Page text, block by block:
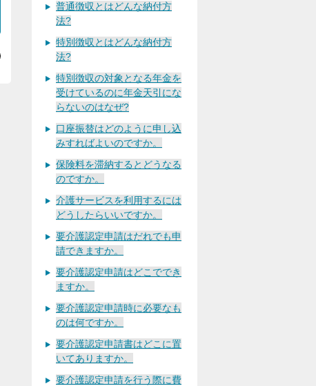
普通徴収とはどんな納付方
法?
特別徴収とはどんな納付方
法?
特別徴収の対象となる年金を
受けているのに年金天引にな
らないのはなぜ?
口座振替はどのように申し込
みすればよいのですか。
保険料を滞納するとどうなる
のですか。
介護サービスを利用するには
どうしたらいいですか。
要介護認定申請はだれでも申
請できますか。
要介護認定申請はどこででき
ますか。
要介護認定申請時に必要なも
のは何ですか。
要介護認定申請書はどこに置
いてありますか。
要介護認定申請を行う際に費